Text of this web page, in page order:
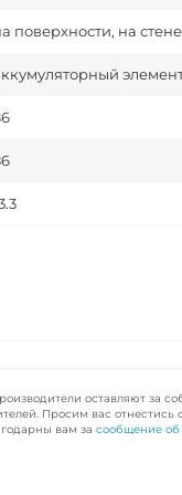
поверхности, на стене
оставляют за
Просим вас
вам за сообщение